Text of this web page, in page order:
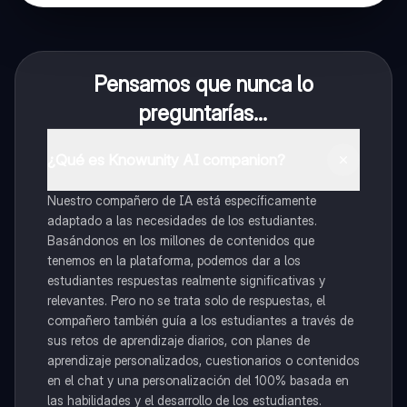
Pensamos que nunca lo
preguntarías...
Nuestro compañero de IA está específicamente
adaptado a las necesidades de los estudiantes.
Basándonos en los millones de contenidos que
tenemos en la plataforma, podemos dar a los
estudiantes respuestas realmente significativas y
relevantes. Pero no se trata solo de respuestas, el
compañero también guía a los estudiantes a través de
sus retos de aprendizaje diarios, con planes de
aprendizaje personalizados, cuestionarios o contenidos
en el chat y una personalización del 100% basada en
las habilidades y el desarrollo de los estudiantes.